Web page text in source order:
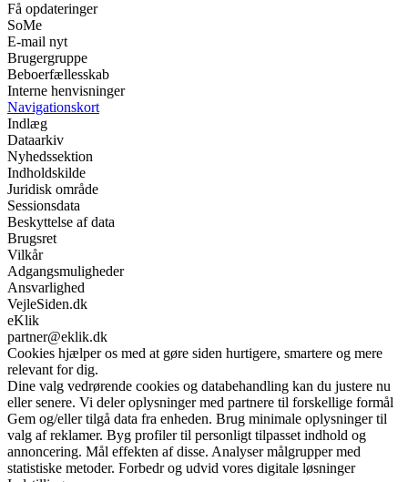
Få opdateringer
SoMe
E-mail nyt
Brugergruppe
Beboerfællesskab
Interne henvisninger
Navigationskort
Indlæg
Dataarkiv
Nyhedssektion
Indholdskilde
Juridisk område
Sessionsdata
Beskyttelse af data
Brugsret
Vilkår
Adgangsmuligheder
Ansvarlighed
VejleSiden.dk
eKlik
partner@eklik.dk
Cookies hjælper os med at gøre siden hurtigere, smartere og mere
relevant for dig.
Dine valg vedrørende cookies og databehandling kan du justere nu
eller senere. Vi deler oplysninger med partnere til forskellige formål
Gem og/eller tilgå data fra enheden. Brug minimale oplysninger til
valg af reklamer. Byg profiler til personligt tilpasset indhold og
annoncering. Mål effekten af disse. Analyser målgrupper med
statistiske metoder. Forbedr og udvid vores digitale løsninger